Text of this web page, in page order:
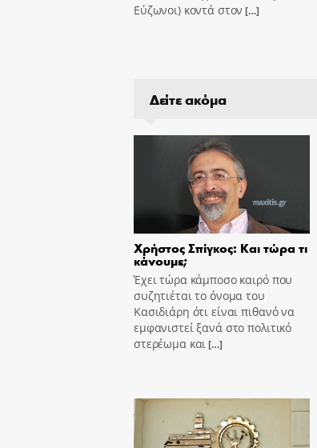
Εύζωνοι) κοντά στον […]
Δείτε ακόμα
Χρήστος Σπίγκος: Και τώρα τι
κάνουμε;
Έχει τώρα κάμποσο καιρό που
συζητιέται το όνομα του
Κασιδιάρη ότι είναι πιθανό να
εμφανιστεί ξανά στο πολιτικό
στερέωμα και[…]